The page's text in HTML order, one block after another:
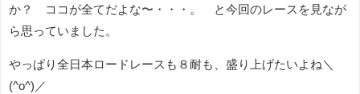
か？ ココが全てだよな〜・・・。 と今回のレースを見なが
ら思っていました。
やっぱり全日本ロードレースも８耐も、盛り上げたいよね＼
(^o^)／